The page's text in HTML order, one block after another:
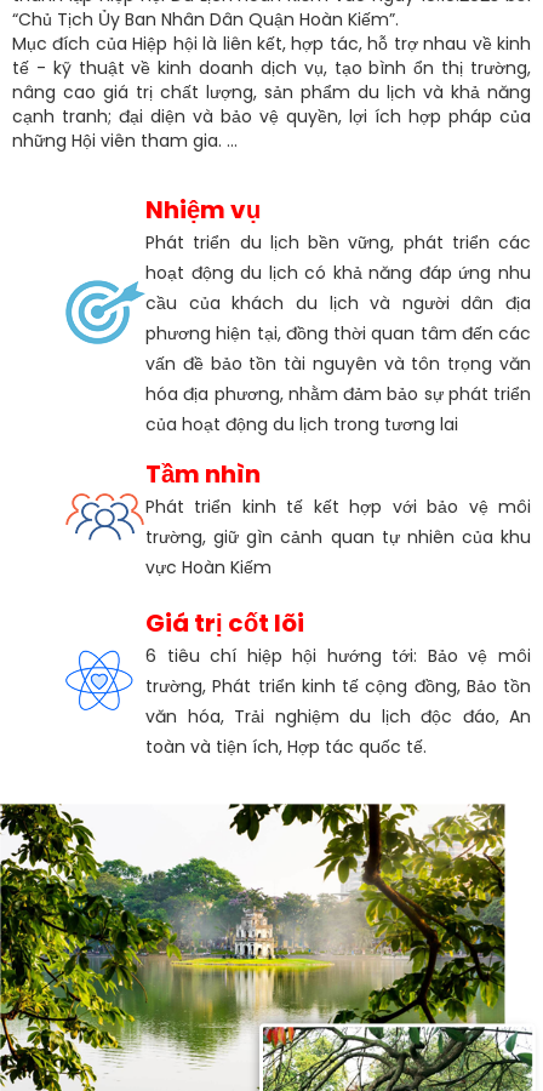
“Chủ Tịch Ủy Ban Nhân Dân Quận Hoàn Kiếm”.
Mục đích của Hiệp hội là liên kết, hợp tác, hỗ trợ nhau về kinh
tế - kỹ thuật về kinh doanh dịch vụ, tạo bình ổn thị trường,
nâng cao giá trị chất lượng, sản phẩm du lịch và khả năng
cạnh tranh; đại diện và bảo vệ quyền, lợi ích hợp pháp của
những Hội viên tham gia. ...
Nhiệm vụ
Phát triển du lịch bền vững, phát triển các
hoạt động du lịch có khả năng đáp ứng nhu
cầu của khách du lịch và người dân địa
phương hiện tại, đồng thời quan tâm đến các
vấn đề bảo tồn tài nguyên và tôn trọng văn
hóa địa phương, nhằm đảm bảo sự phát triển
của hoạt động du lịch trong tương lai
Tầm nhìn
Phát triển kinh tế kết hợp với bảo vệ môi
trường, giữ gìn cảnh quan tự nhiên của khu
vực Hoàn Kiếm
Giá trị cốt lõi
6 tiêu chí hiệp hội hướng tới: Bảo vệ môi
trường, Phát triển kinh tế cộng đồng, Bảo tồn
văn hóa, Trải nghiệm du lịch độc đáo, An
toàn và tiện ích, Hợp tác quốc tế.